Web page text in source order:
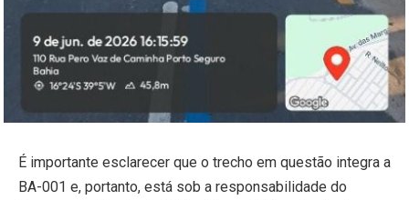
É importante esclarecer que o trecho em questão integra a
BA-001 e, portanto, está sob a responsabilidade do